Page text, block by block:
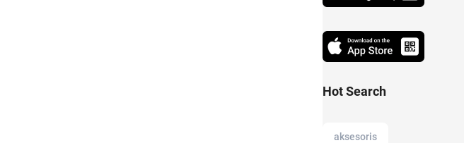
Hot Search
aksesoris